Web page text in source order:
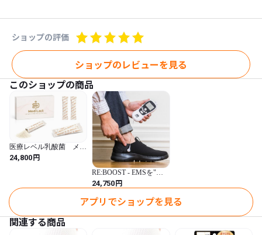
気になるにおいを抑えます。
ショップの評価
ショップのレビューを見る
このショップの商品
医療レベル乳酸菌 メデ
ィラクト
24,800円
RE:BOOST - EMSを"履
く"という新提案
24,750円
アプリでショップを見る
関連する商品